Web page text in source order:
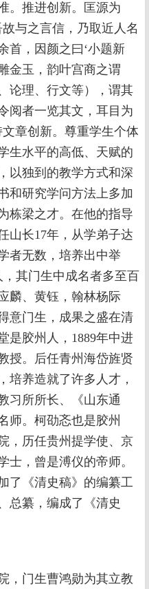
。推进创新。匡源为
故与之言信，乃取近人名
首，因颜之曰‘小题新
金玉，韵叶宫商之谓
论理、行文等），谓其
阅者一览其文，耳目为
章创新。尊重学生个体
生水平的高低、天赋的
以独到的教学方式和深
和研究学问方法上多加
栋梁之才。在他的指导
山长17年，从学弟子达
者无数，培养出中举
其门生中成名者多至百
麟、黄钰，翰林杨际
意门生，成果之盛在清
是胶州人，1889年中进
授。后任青州海岱旌贤
培养造就了许多人才，
习所所长、《山东通
师。柯劭忞也是胶州
，历任贵州提学使、京
士，曾是溥仪的帝师。
了《清史稿》的编纂工
总纂，编成了《清史
，门生曹鸿勋为其立教